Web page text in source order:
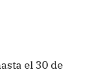
el 30 de